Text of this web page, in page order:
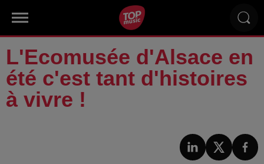
L'Ecomusée d'Alsace en
été c'est tant d'histoires
à vivre !